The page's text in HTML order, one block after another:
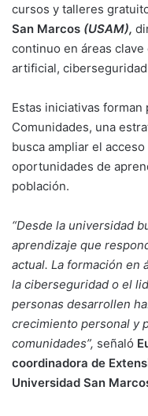
cursos y talleres
San Marcos (USAM),
continuo en áreas
artificial,
Estas iniciativas forman
Comunidades, una
busca ampliar el
oportunidades de
población.
“Desde la universidad
aprendizaje que
actual. La formación en
la ciberseguridad o el
personas desarrollen
crecimiento personal y
comunidades”, señaló
coordinadora de
Universidad San